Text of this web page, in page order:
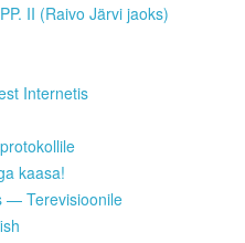
II (Raivo Järvi jaoks)
Internetis
kaasa!
— Terevisioonile